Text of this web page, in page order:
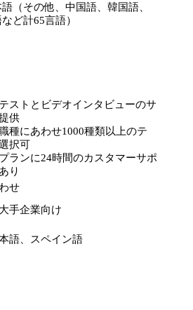
（その他、中国語、韓国語、
ど計65言語）
ストとビデオインタビューのサ
供
種にあわせ1000種類以上のテ
択可
ランに24時間のカスタマーサポ
り
せ
手企業向け
語、スペイン語